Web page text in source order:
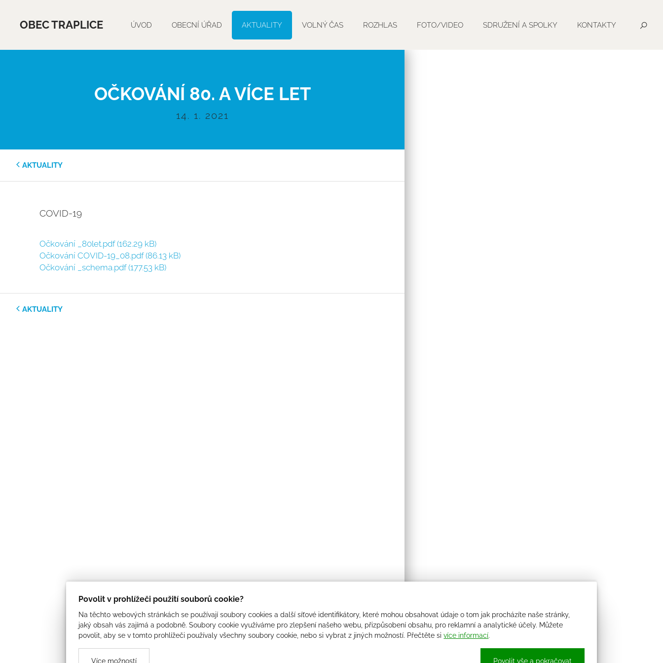
Povolit v prohlížeči použití souborů cookie?
Na těchto webových stránkách se používají soubory cookies a další síťové identifikátory, které mohou obsahovat údaje o tom jak procházíte naše stránky,
jaký obsah vás zajímá a podobně. Soubory cookie využíváme pro zlepšení našeho webu, přizpůsobení obsahu, pro reklamní a analytické účely. Můžete
povolit, aby se v tomto prohlížeči používaly všechny soubory cookie, nebo si vybrat z jiných možností. Přečtěte sivíce informací.
Povolit vše a pokračovat
Více možností
OBEC TRAPLICE ÚVOD OBECNÍ ÚŘAD AKTUALITY VOLNÝ ČAS ROZHLAS FOTO/VIDEO SDRUŽENÍ A SPOLKY KONTAKTY
OČKOVÁNÍ 80. A VÍCE LET
14. 1. 2021
AKTUALITY
COVID-19
Očkování _80let.pdf(162.29 kB)
Očkování COVID-19_08.pdf(86.13 kB)
Očkování _schema.pdf(177.53 kB)
AKTUALITY